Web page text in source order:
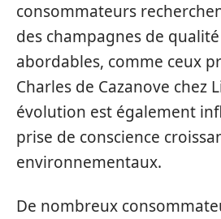
consommateurs
des champagnes de
abordables, comme ceux
Charles de Cazanove chez
évolution est également
prise de conscience
environnementaux.
De nombreux